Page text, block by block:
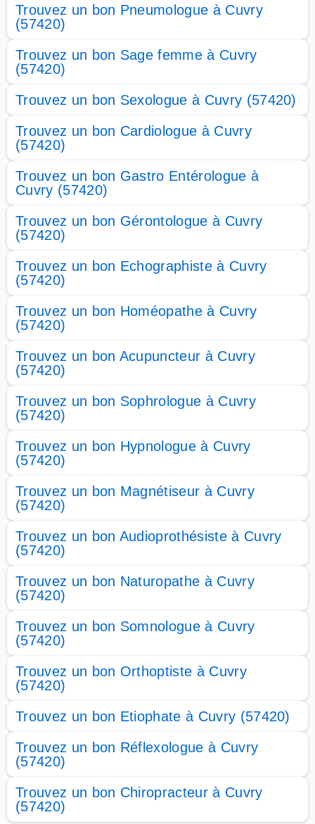
Trouvez un bon Pneumologue à Cuvry
(57420)
Trouvez un bon Sage femme à Cuvry
(57420)
Trouvez un bon Sexologue à Cuvry (57420)
Trouvez un bon Cardiologue à Cuvry
(57420)
Trouvez un bon Gastro Entérologue à
Cuvry (57420)
Trouvez un bon Gérontologue à Cuvry
(57420)
Trouvez un bon Echographiste à Cuvry
(57420)
Trouvez un bon Homéopathe à Cuvry
(57420)
Trouvez un bon Acupuncteur à Cuvry
(57420)
Trouvez un bon Sophrologue à Cuvry
(57420)
Trouvez un bon Hypnologue à Cuvry
(57420)
Trouvez un bon Magnétiseur à Cuvry
(57420)
Trouvez un bon Audioprothésiste à Cuvry
(57420)
Trouvez un bon Naturopathe à Cuvry
(57420)
Trouvez un bon Somnologue à Cuvry
(57420)
Trouvez un bon Orthoptiste à Cuvry
(57420)
Trouvez un bon Etiophate à Cuvry (57420)
Trouvez un bon Réflexologue à Cuvry
(57420)
Trouvez un bon Chiropracteur à Cuvry
(57420)